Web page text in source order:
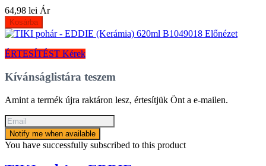
64,98 lei Ár
Kosárba
Előnézet
ÉRTESÍTÉST Kérek
Kívánságlistára teszem
Amint a termék újra raktáron lesz, értesítjük Önt a e-mailen.
Notify me when available
You have successfully subscribed to this product